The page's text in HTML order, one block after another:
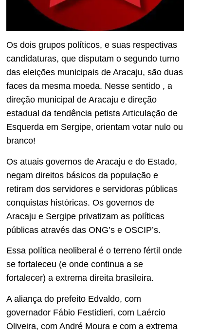
Os dois grupos políticos, e suas respectivas
candidaturas, que disputam o segundo turno
das eleições municipais de Aracaju, são duas
faces da mesma moeda. Nesse sentido , a
direção municipal de Aracaju e direção
estadual da tendência petista Articulação de
Esquerda em Sergipe, orientam votar nulo ou
branco!
Os atuais governos de Aracaju e do Estado,
negam direitos básicos da população e
retiram dos servidores e servidoras públicas
conquistas históricas. Os governos de
Aracaju e Sergipe privatizam as políticas
públicas através das ONG’s e OSCIP’s.
Essa política neoliberal é o terreno fértil onde
se fortaleceu (e onde continua a se
fortalecer) a extrema direita brasileira.
A aliança do prefeito Edvaldo, com
governador Fábio Festidieri, com Laércio
Oliveira, com André Moura e com a extrema